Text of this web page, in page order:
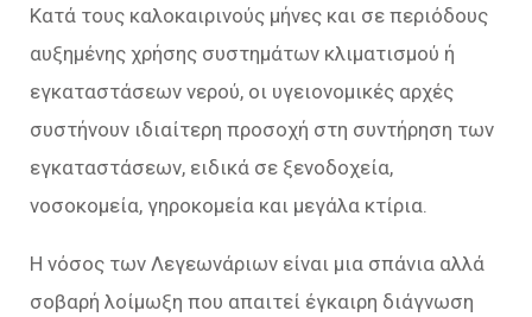
Κατά τους καλοκαιρινούς μήνες και σε περιόδους
αυξημένης χρήσης συστημάτων κλιματισμού ή
εγκαταστάσεων νερού, οι υγειονομικές αρχές
συστήνουν ιδιαίτερη προσοχή στη συντήρηση των
εγκαταστάσεων, ειδικά σε ξενοδοχεία,
νοσοκομεία, γηροκομεία και μεγάλα κτίρια.
Η νόσος των Λεγεωνάριων είναι μια σπάνια αλλά
σοβαρή λοίμωξη που απαιτεί έγκαιρη διάγνωση